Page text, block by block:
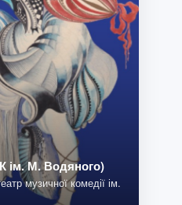
ім. М. Водяного)
музичної комедії ім.